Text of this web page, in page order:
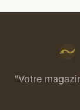
“Votre